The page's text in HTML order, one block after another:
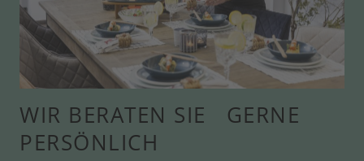
WIR BERATEN SIE GERNE
PERSÖNLICH